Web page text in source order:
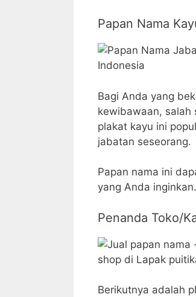
Papan Nama
Bagi Anda yang
kewibawaan, salah
plakat kayu ini
jabatan seseorang.
Papan nama ini
yang Anda inginkan.
Penanda Toko/
Berikutnya adalah